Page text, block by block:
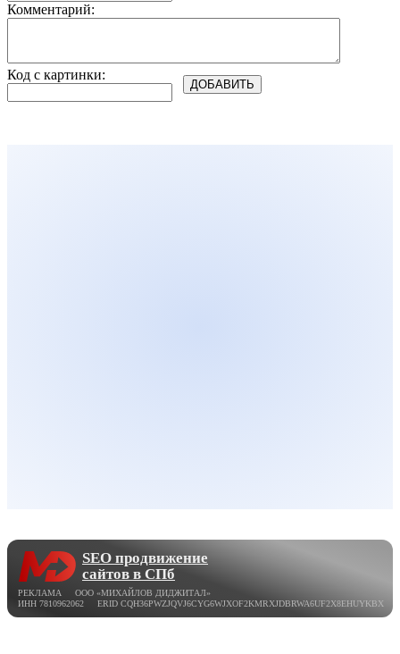
Комментарий:
Код с картинки:
SEO продвижение
сайтов в СПб
РЕКЛАМА ООО «МИХАЙЛОВ ДИДЖИТАЛ»
ИНН 7810962062 ERID CQH36PWZJQVJ6CYG6WJXOF2KMRXJDBRWA6UF2X8EHUYKBX